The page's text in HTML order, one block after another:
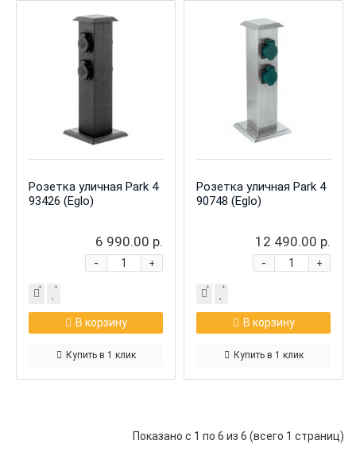
Розетка уличная Park 4
93426 (Eglo)
6 990.00 р.
+
-
В корзину
Купить в 1 клик
Розетка уличная Park 4
90748 (Eglo)
12 490.00 р.
+
-
В корзину
Купить в 1 клик
Показано с 1 по 6 из 6 (всего 1 страниц)